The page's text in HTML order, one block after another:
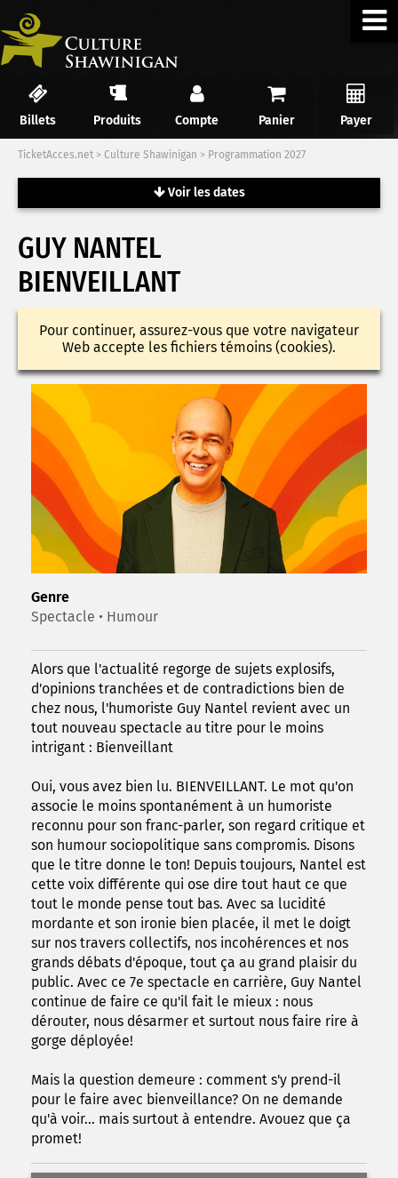
Billets Produits Compte Panier Payer
TicketAcces.net > Culture Shawinigan > Programmation 2027
Voir les dates
GUY NANTEL
BIENVEILLANT
Pour continuer, assurez-vous que votre navigateur
Web accepte les fichiers témoins (cookies).
Genre
Spectacle • Humour
Alors que l'actualité regorge de sujets explosifs,
d'opinions tranchées et de contradictions bien de
chez nous, l'humoriste Guy Nantel revient avec un
tout nouveau spectacle au titre pour le moins
intrigant : Bienveillant
Oui, vous avez bien lu. BIENVEILLANT. Le mot qu'on
associe le moins spontanément à un humoriste
reconnu pour son franc-parler, son regard critique et
son humour sociopolitique sans compromis. Disons
que le titre donne le ton! Depuis toujours, Nantel est
cette voix différente qui ose dire tout haut ce que
tout le monde pense tout bas. Avec sa lucidité
mordante et son ironie bien placée, il met le doigt
sur nos travers collectifs, nos incohérences et nos
grands débats d'époque, tout ça au grand plaisir du
public. Avec ce 7e spectacle en carrière, Guy Nantel
continue de faire ce qu'il fait le mieux : nous
dérouter, nous désarmer et surtout nous faire rire à
gorge déployée!
Mais la question demeure : comment s'y prend-il
pour le faire avec bienveillance? On ne demande
qu'à voir... mais surtout à entendre. Avouez que ça
promet!